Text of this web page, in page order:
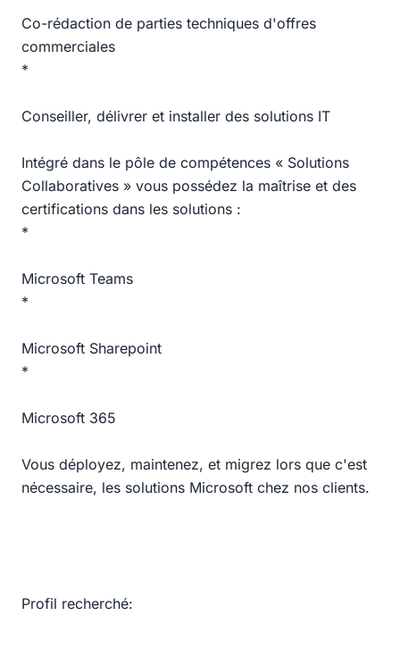
Co-rédaction de parties techniques d'offres
commerciales
*
Conseiller, délivrer et installer des solutions IT
Intégré dans le pôle de compétences « Solutions
Collaboratives » vous possédez la maîtrise et des
certifications dans les solutions :
*
Microsoft Teams
*
Microsoft Sharepoint
*
Microsoft 365
Vous déployez, maintenez, et migrez lors que c'est
nécessaire, les solutions Microsoft chez nos clients.
Profil recherché: